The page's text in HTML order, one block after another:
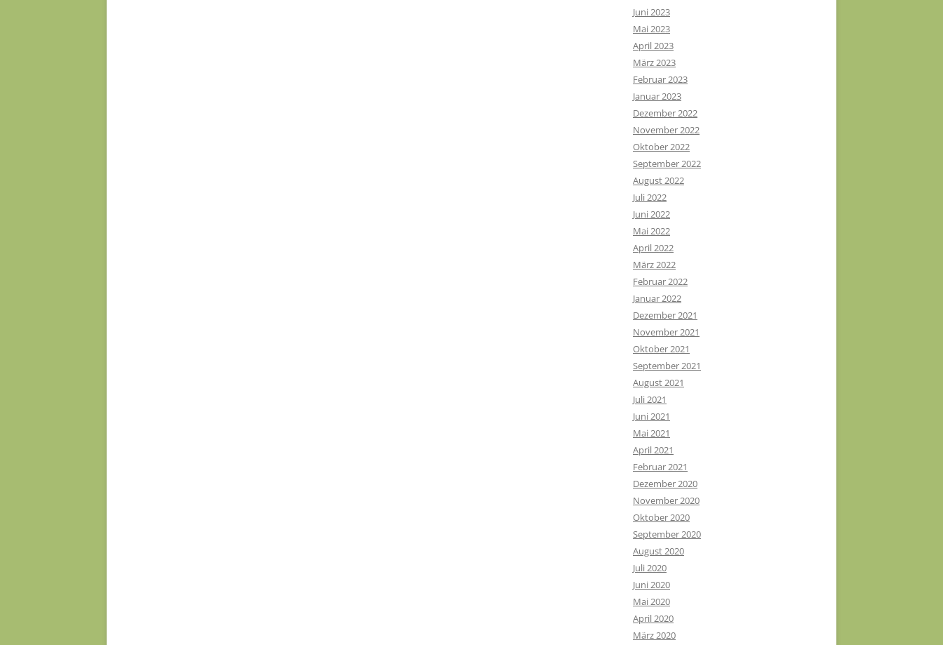
Juni 2023
Mai 2023
April 2023
März 2023
Februar 2023
Januar 2023
Dezember 2022
November 2022
Oktober 2022
September 2022
August 2022
Juli 2022
Juni 2022
Mai 2022
April 2022
März 2022
Februar 2022
Januar 2022
Dezember 2021
November 2021
Oktober 2021
September 2021
August 2021
Juli 2021
Juni 2021
Mai 2021
April 2021
Februar 2021
Dezember 2020
November 2020
Oktober 2020
September 2020
August 2020
Juli 2020
Juni 2020
Mai 2020
April 2020
März 2020